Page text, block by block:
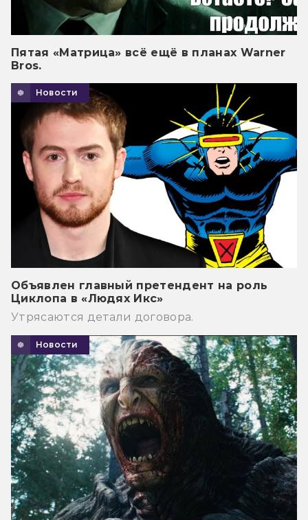
Пятая «Матрица» всё ещё в планах Warner
Bros.
Новости
Объявлен главный претендент на роль
Циклопа в «Людях Икс»
Утрясаются детали договора.
Новости